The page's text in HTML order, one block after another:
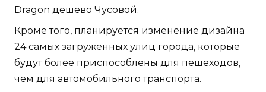
Dragon дешево Чусовой.
Кроме того, планируется изменение дизайна
24 самых загруженных улиц города, которые
будут более приспособлены для пешеходов,
чем для автомобильного транспорта.